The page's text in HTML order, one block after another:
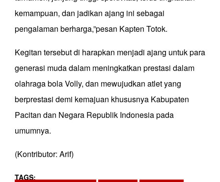
kemampuan, dan jadikan ajang ini sebagai
pengalaman berharga,”pesan Kapten Totok.
Kegitan tersebut di harapkan menjadi ajang untuk para
generasi muda dalam meningkatkan prestasi dalam
olahraga bola Volly, dan mewujudkan atlet yang
berprestasi demi kemajuan khususnya Kabupaten
Pacitan dan Negara Republik Indonesia pada
umumnya.
(Kontributor: Arif)
TAGS